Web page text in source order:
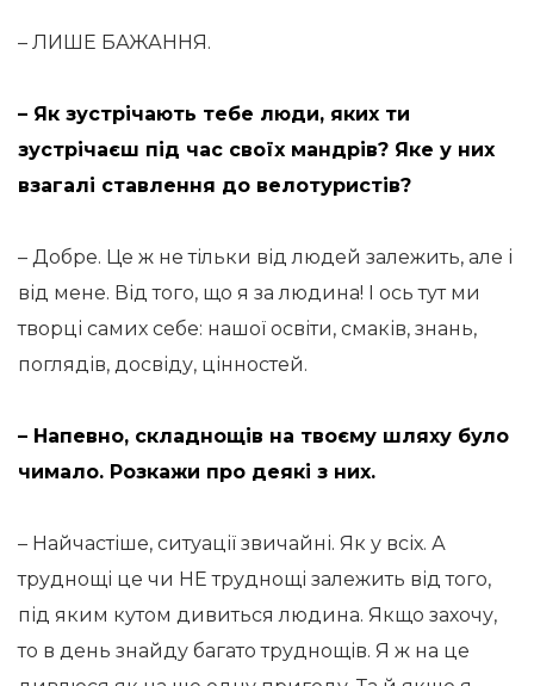
– ЛИШЕ БАЖАННЯ.
– Як зустрічають тебе люди, яких ти
зустрічаєш під час своїх мандрів? Яке у них
взагалі ставлення до велотуристів?
– Добре. Це ж не тільки від людей залежить, але і
від мене. Від того, що я за людина! І ось тут ми
творці самих себе: нашої освіти, смаків, знань,
поглядів, досвіду, цінностей.
– Напевно, складнощів на твоєму шляху було
чимало. Розкажи про деякі з них.
– Найчастіше, ситуації звичайні. Як у всіх. А
труднощі це чи НЕ труднощі залежить від того,
під яким кутом дивиться людина. Якщо захочу,
то в день знайду багато труднощів. Я ж на це